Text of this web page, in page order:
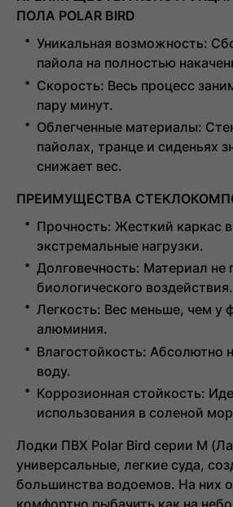
ПОЛА POLAR BIRD
Уникальная возможность:
пайола на полностью
Скорость: Весь процесс
пару минут.
Облегченные материалы:
пайолах, транце и сиденьях
снижает вес.
ПРЕИМУЩЕСТВА
Прочность: Жесткий каркас
экстремальные нагрузки.
Долговечность: Материал не
биологического воздействия.
Легкость: Вес меньше, чем у
алюминия.
Влагостойкость: Абсолютно
воду.
Коррозионная стойкость:
использования в соленой
Лодки ПВХ Polar Bird серии М
универсальные, легкие суда,
большинства водоемов. На них
комфортно рыбачить как на